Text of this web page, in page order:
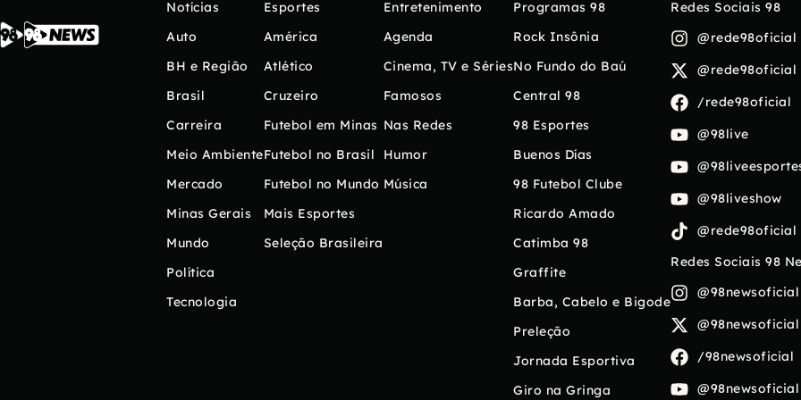
Notícias
Auto
BH e Região
Brasil
Carreira
Meio Ambiente
Mercado
Minas Gerais
Mundo
Política
Tecnologia
Esportes
América
Atlético
Cruzeiro
Futebol em Minas
Futebol no Brasil
Futebol no Mundo
Mais Esportes
Seleção Brasileira
Entretenimento
Agenda
Cinema, TV e Séries
Famosos
Nas Redes
Humor
Música
Programas 98
Rock Insônia
No Fundo do Baú
Central 98
98 Esportes
Buenos Días
98 Futebol Clube
Ricardo Amado
Catimba 98
Graffite
Barba, Cabelo e Bigode
Preleção
Jornada Esportiva
Giro na Gringa
Redes Sociais 98
@rede98oficial
@rede98oficial
/rede98oficial
@98live
@98liveshow
@rede98oficial
Redes Sociais 98
@98newsoficial
@98newsoficial
/98newsoficial
@98newsoficial